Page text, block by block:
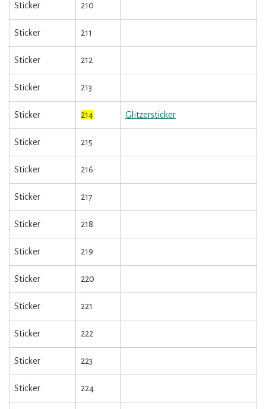
Sticker 210
Sticker 211
Sticker 212
Sticker 213
Sticker 214 Glitzersticker
Sticker 215
Sticker 216
Sticker 217
Sticker 218
Sticker 219
Sticker 220
Sticker 221
Sticker 222
Sticker 223
Sticker 224